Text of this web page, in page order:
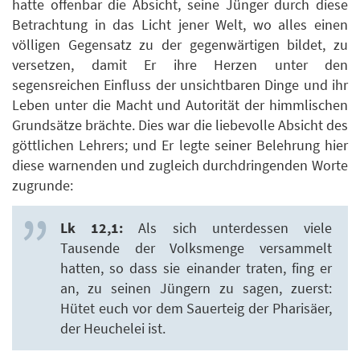
hatte offenbar die Absicht, seine Jünger durch diese
Betrachtung in das Licht jener Welt, wo alles einen
völligen Gegensatz zu der gegenwärtigen bildet, zu
versetzen, damit Er ihre Herzen unter den
segensreichen Einfluss der unsichtbaren Dinge und ihr
Leben unter die Macht und Autorität der himmlischen
Grundsätze brächte. Dies war die liebevolle Absicht des
göttlichen Lehrers; und Er legte seiner Belehrung hier
diese warnenden und zugleich durchdringenden Worte
zugrunde:
Lk 12,1: Als sich unterdessen viele
Tausende der Volksmenge versammelt
hatten, so dass sie einander traten, fing er
an, zu seinen Jüngern zu sagen, zuerst:
Hütet euch vor dem Sauerteig der Pharisäer,
der Heuchelei ist.